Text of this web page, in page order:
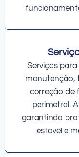
Serviços
manutenção,
correção de
perimetral.
garantindo
estável e